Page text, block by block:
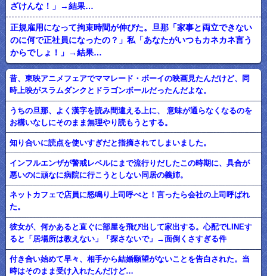
ざけんな！」→結果…
正規雇用になって拘束時間が伸びた。旦那「家事と両立できない
のに何で正社員になったの？」私「あなたがいつもカネカネ言う
からでしょ！」→結果…
昔、東映アニメフェアでママレード・ボーイの映画見たんだけど、同
時上映がスラムダンクとドラゴンボールだったんだよな。
うちの旦那、よく漢字を読み間違える上に、 意味が通らなくなるのを
お構いなしにそのまま無理やり読もうとする。
知り合いに読点を使いすぎだと指摘されてしまいました。
インフルエンザが警戒レベルにまで流行りだしたこの時期に、具合が
悪いのに頑なに病院に行こうとしない同居の義姉。
ネットカフェで店員に怒鳴り上司呼べと！言ったら会社の上司呼ばれ
た。
彼女が、何かあると直ぐに部屋を飛び出して家出する。心配でLINEす
ると「居場所は教えない」「探さないで」→面倒くさすぎる件
付き合い始めて早々、相手から結婚願望がないことを告白された。当
時はそのまま受け入れたんだけど…